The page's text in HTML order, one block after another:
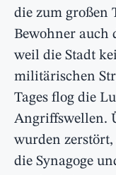
die zum großen
Bewohner auch
weil die Stadt
militärischen
Tages flog die
Angriffswellen.
wurden
die Synagoge